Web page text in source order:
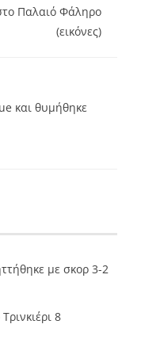
Παλαιό Φάληρο
(εικόνες)
και θυμήθηκε
με σκορ 3-2
8